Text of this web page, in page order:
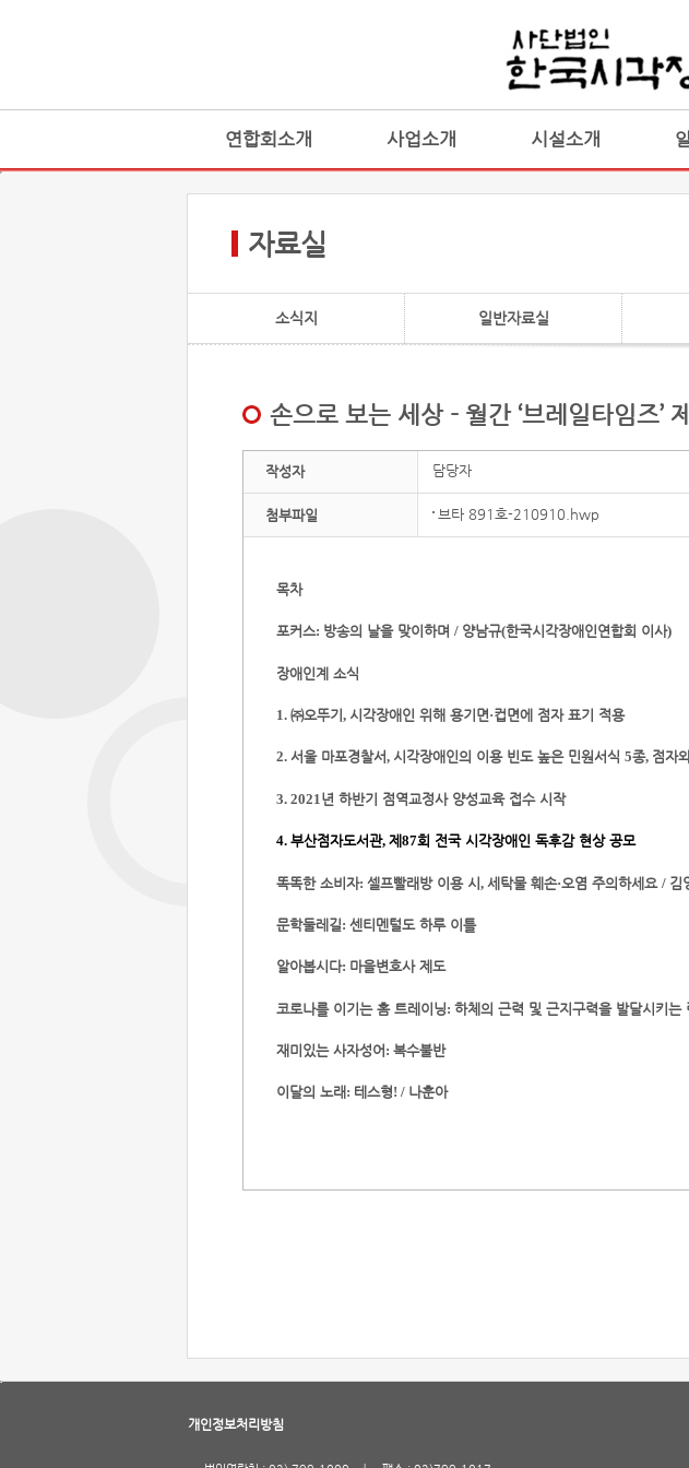
연합회소개 사업소개 시설소개
자료실
소식지 일반자료실
손으로 보는 세상 - 월간 ‘브레일타임즈’
작성자 담당자
첨부파일 브타 891호-210910.hwp
목차
포커스: 방송의 날을 맞이하며 / 양남규(한국시각장애인연합회 이사)
장애인계 소식
1. ㈜오뚜기 , 시각장애인 위해 용기면·컵면에 점자 표기 적용
2. 서울 마포경찰서, 시각장애인의 이용 빈도 높은 민원서식 5종, 점자
3. 2021 년 하반기 점역교정사 양성교육 접수 시작
4. 부산점자도서관, 제 87회 전국 시각장애인 독후감 현상 공모
똑똑한 소비자: 셀프빨래방 이용 시, 세탁물 훼손·오염 주의하세요 / 김
문학둘레길: 센티멘털도 하루 이틀
알아봅시다: 마을변호사 제도
코로나를 이기는 홈 트레이닝: 하체의 근력 및 근지구력을 발달시키는
재미있는 사자성어 : 복수불반
이달의 노래 : 테스형! / 나훈아
개인정보처리방침